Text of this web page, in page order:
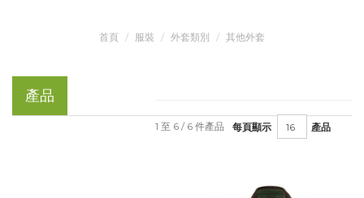
首頁 服裝 外套類別 其他外套
產品
每頁顯示 產品
1 至 6 / 6 件產品